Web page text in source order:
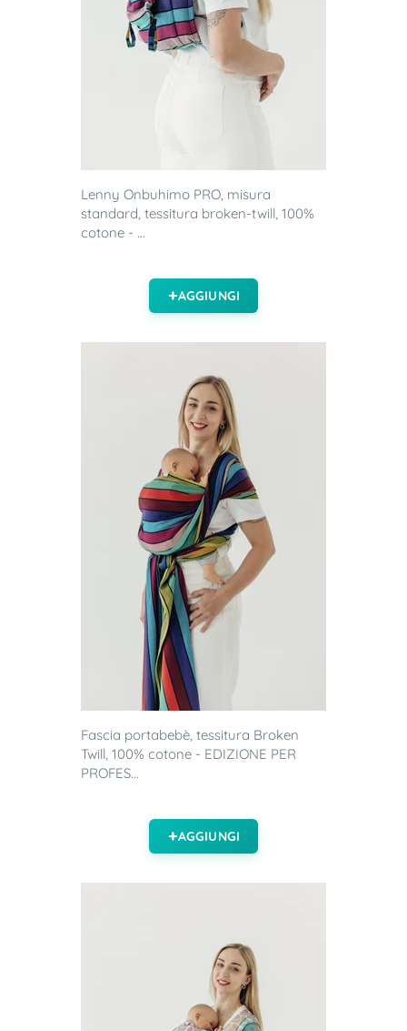
Lenny Onbuhimo PRO, misura
standard, tessitura broken-twill, 100%
cotone - ...
AGGIUNGI
Fascia portabebè, tessitura Broken
Twill, 100% cotone - EDIZIONE PER
PROFES...
AGGIUNGI